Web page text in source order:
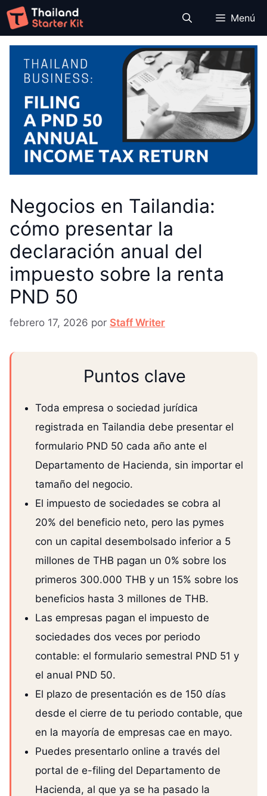
Saltar
al
contenido
Menú
Negocios en Tailandia:
cómo presentar la
declaración anual del
impuesto sobre la renta
PND 50
febrero 17, 2026 por Staff Writer
Puntos clave
Toda empresa o sociedad jurídica
registrada en Tailandia debe presentar el
formulario PND 50 cada año ante el
Departamento de Hacienda, sin importar el
tamaño del negocio.
El impuesto de sociedades se cobra al
20% del beneficio neto, pero las pymes
con un capital desembolsado inferior a 5
millones de THB pagan un 0% sobre los
primeros 300.000 THB y un 15% sobre los
beneficios hasta 3 millones de THB.
Las empresas pagan el impuesto de
sociedades dos veces por periodo
contable: el formulario semestral PND 51 y
el anual PND 50.
El plazo de presentación es de 150 días
desde el cierre de tu periodo contable, que
en la mayoría de empresas cae en mayo.
Puedes presentarlo online a través del
portal de e-filing del Departamento de
Hacienda, al que ya se ha pasado la